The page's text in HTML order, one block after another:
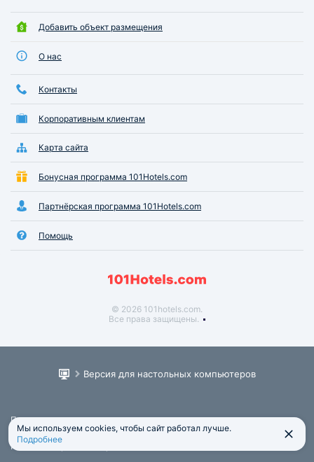
Добавить объект размещения
О нас
Контакты
Корпоративным клиентам
Карта сайта
Бонусная программа 101Hotels.com
Партнёрская программа 101Hotels.com
Помощь
© 2026 101hotels.com.
Все права защищены.
Версия для настольных компьютеров
Пользовательское соглашение
Юридическая информация
Политика обработки персональных данных
Мы используем cookies, чтобы сайт работал лучше.
Подробнее